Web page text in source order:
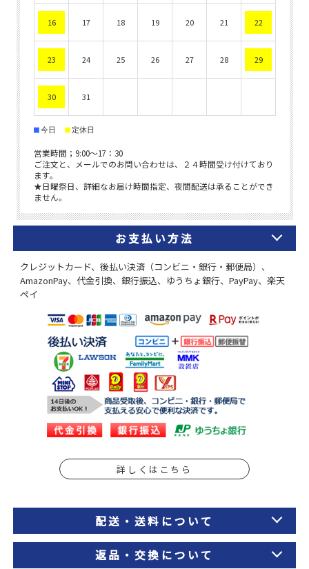
お支払い方法
クレジットカード、後払い決済（コンビニ・銀行・郵便局）、
AmazonPay、代金引換、銀行振込、ゆうちょ銀行、PayPay、楽天
ペイ
詳しくはこちら
配送・送料について
返品・交換について